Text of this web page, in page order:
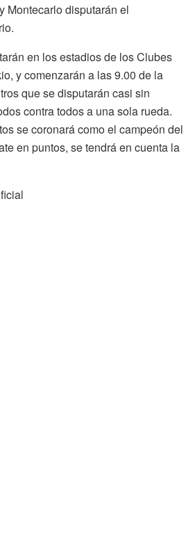
Montecarlo disputarán el
en los estadios de los Clubes
y comenzarán a las 9.00 de la
que se disputarán casi sin
contra todos a una sola rueda.
se coronará como el campeón del
en puntos, se tendrá en cuenta la